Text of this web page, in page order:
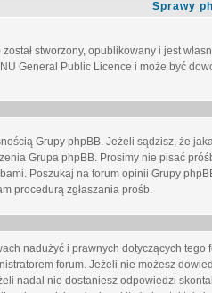
Sprawy
stworzony, opublikowany i jest
General Public Licence i może być
Grupy phpBB. Jeżeli sądzisz, że
Grupa phpBB. Prosimy nie pisać
Poszukaj na forum opinii Grupy
procedurą zgłaszania prośb.
nadużyć i prawnych dotyczących tego
forum. Jeżeli nie możesz
nadal nie dostaniesz odpowiedzi